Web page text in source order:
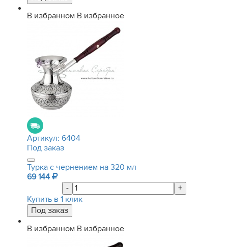
В избранном В избранное
Артикул: 6404
Под заказ
Турка с чернением на 320 мл
69 144
-
+
Купить в 1 клик
В избранном В избранное